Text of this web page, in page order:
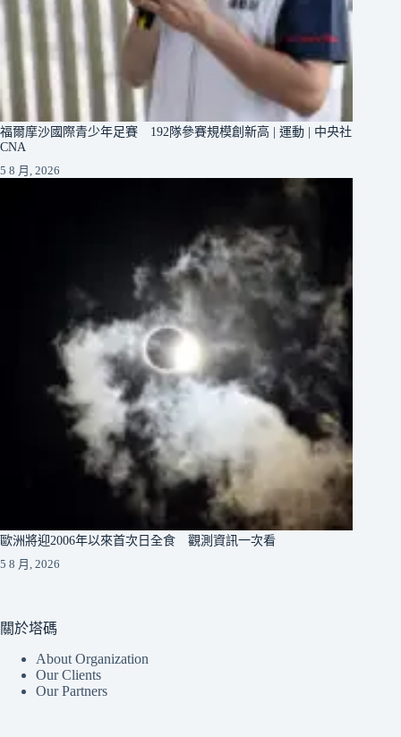
福爾摩沙國際青少年足賽 192隊參賽規模創新高 | 運動 | 中央社
CNA
5 8 月, 2026
歐洲將迎2006年以來首次日全食 觀測資訊一次看
5 8 月, 2026
關於塔碼
About Organization
Our Clients
Our Partners